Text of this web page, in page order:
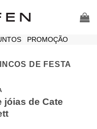
| PROMOÇÃO
DE FESTA
jóias de Cate